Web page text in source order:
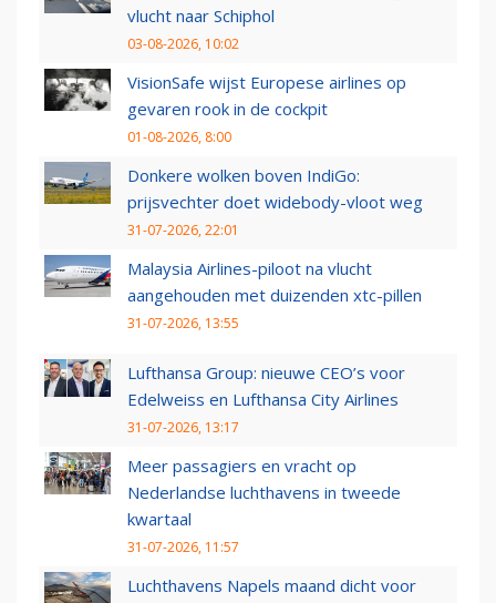
vlucht naar Schiphol
03-08-2026, 10:02
VisionSafe wijst Europese airlines op
gevaren rook in de cockpit
01-08-2026, 8:00
Donkere wolken boven IndiGo:
prijsvechter doet widebody-vloot weg
31-07-2026, 22:01
Malaysia Airlines-piloot na vlucht
aangehouden met duizenden xtc-pillen
31-07-2026, 13:55
Lufthansa Group: nieuwe CEO’s voor
Edelweiss en Lufthansa City Airlines
31-07-2026, 13:17
Meer passagiers en vracht op
Nederlandse luchthavens in tweede
kwartaal
31-07-2026, 11:57
Luchthavens Napels maand dicht voor